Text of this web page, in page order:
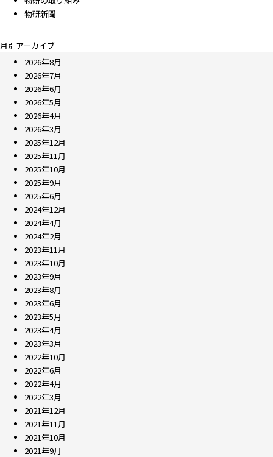
物研新聞
月別アーカイブ
2026年8月
2026年7月
2026年6月
2026年5月
2026年4月
2026年3月
2025年12月
2025年11月
2025年10月
2025年9月
2025年6月
2024年12月
2024年4月
2024年2月
2023年11月
2023年10月
2023年9月
2023年8月
2023年6月
2023年5月
2023年4月
2023年3月
2022年10月
2022年6月
2022年4月
2022年3月
2021年12月
2021年11月
2021年10月
2021年9月